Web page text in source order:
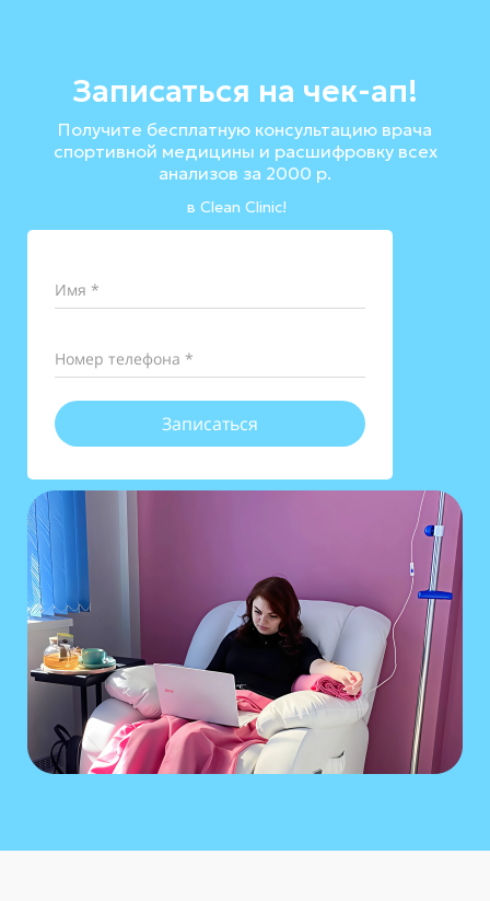
Записаться на чек-ап!
Получите бесплатную консультацию врача
спортивной медицины и расшифровку всех
анализов за 2000 р.
в Clean Clinic!
Имя *
Номер телефона *
Записаться